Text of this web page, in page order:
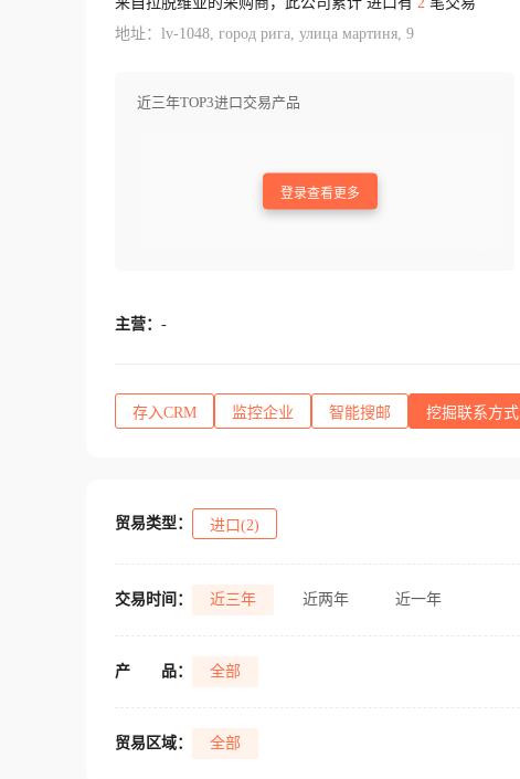
地址：lv-1048, город рига, улица мартиня, 9
近三年TOP3进口交易产品
登录查看更多
主营： -
存入CRM 监控企业 智能搜邮 挖掘联系方式
贸易类型： 进口(2)
交易时间： 近三年 近两年 近一年
产 品： 全部
贸易区域： 全部